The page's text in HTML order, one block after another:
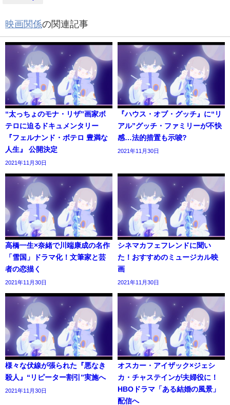
映画関係の関連記事
“太っちょのモナ・リザ”画家ボ
テロに迫るドキュメンタリー
『フェルナンド・ボテロ 豊満な
人生』 公開決定
2021年11月30日
『ハウス・オブ・グッチ』に“リ
アル”グッチ・ファミリーが不快
感…法的措置も示唆?
2021年11月30日
高橋一生×奈緒で川端康成の名作
「雪国」ドラマ化！文筆家と芸
者の恋描く
2021年11月30日
シネマカフェフレンドに聞い
た！おすすめのミュージカル映
画
2021年11月30日
様々な伏線が張られた『悪なき
殺人』“リピーター割引”実施へ
2021年11月30日
オスカー・アイザック×ジェシ
カ・チャステインが夫婦役に！
HBOドラマ「ある結婚の風景」
配信へ